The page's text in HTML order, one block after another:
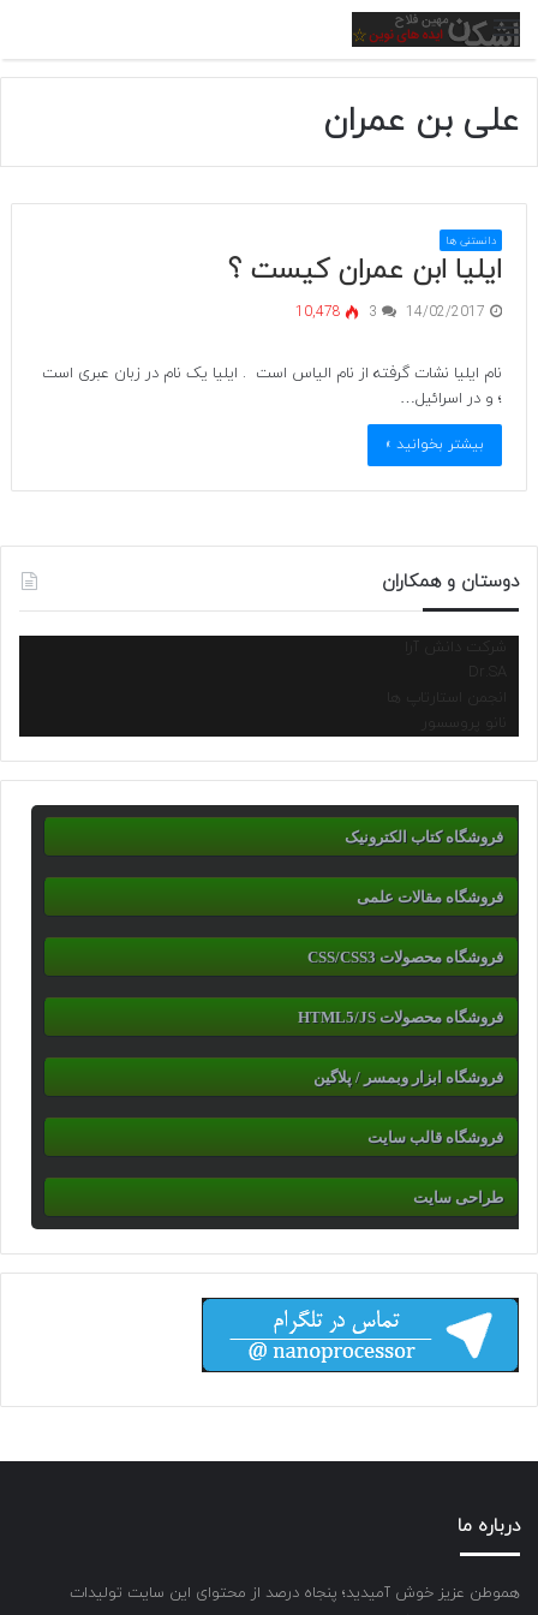
منو
علی بن عمران
دانستنی ها
ایلیا ابن عمران کیست ؟
14/02/2017
3
10,478
نام ایلیا نشات گرفته از نام الیاس است . ایلیا یک نام در زبان عبری است
؛ و در اسرائیل…
بیشتر بخوانید »
دوستان و همکاران
شرکت دانش آرا
انجمن استارتاپ ها
نانو پروسسور
فروشگاه کتاب الکترونیک
فروشگاه مقالات علمی
فروشگاه محصولات CSS/CSS3
فروشگاه محصولات HTML5/JS
فروشگاه ابزار وبمسر / پلاگین
فروشگاه قالب سایت
طراحی سایت
درباره ما
هموطن عزیز خوش آمیدید؛ پنجاه درصد از محتوای این سایت تولیدات